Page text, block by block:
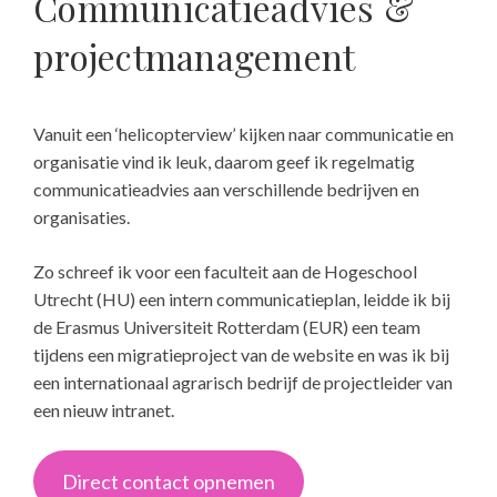
projectmanagement
Vanuit een ‘helicopterview’ kijken naar communicatie en
organisatie vind ik leuk, daarom geef ik regelmatig
communicatieadvies aan verschillende bedrijven en
organisaties.
Zo schreef ik voor een faculteit aan de Hogeschool
Utrecht (HU) een intern communicatieplan, leidde ik bij
de Erasmus Universiteit Rotterdam (EUR) een team
tijdens een migratieproject van de website en was ik bij
een internationaal agrarisch bedrijf de projectleider van
een nieuw intranet.
Direct contact opnemen